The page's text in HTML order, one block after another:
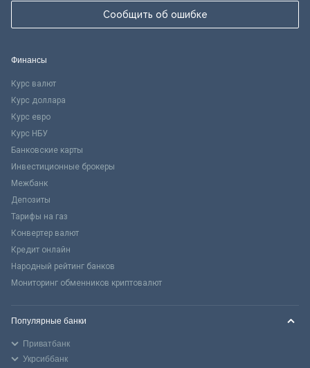
Сообщить об ошибке
Финансы
Курс валют
Курс доллара
Курс евро
Курс НБУ
Банковские карты
Инвестиционные брокеры
Межбанк
Депозиты
Тарифы на газ
Конвертер валют
Кредит онлайн
Народный рейтинг банков
Мониторинг обменников криптовалют
Популярные банки
Приватбанк
Укрсиббанк